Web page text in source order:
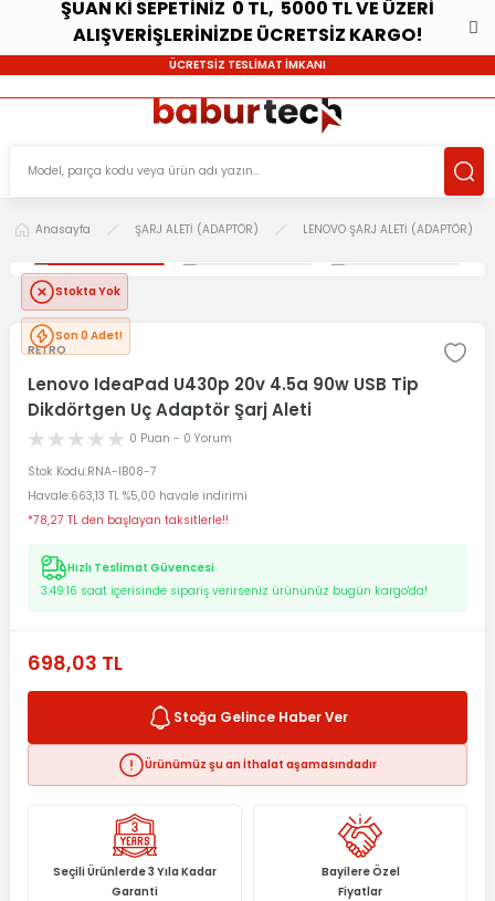
ŞUAN Kİ SEPETİNİZ 0 TL, 5000 TL VE ÜZERİ
ALIŞVERİŞLERİNİZDE ÜCRETSİZ KARGO!
ÜCRETSİZ TESLİMAT İMKANI
Anasayfa ŞARJ ALETİ (ADAPTÖR) LENOVO ŞARJ ALETİ (ADAPTÖR)
Stokta Yok
Son 0 Adet!
RETRO
Lenovo IdeaPad U430p 20v 4.5a 90w USB Tip
Dikdörtgen Uç Adaptör Şarj Aleti
0 Puan - 0 Yorum
Stok Kodu RNA-IB08-7
Havale 663,13 TL %5,00 havale indirimi
*78,27 TL den başlayan taksitlerle!!
Hızlı Teslimat Güvencesi
3:49:15 saat içerisinde sipariş verirseniz ürününüz bugün kargo'da!
698,03 TL
Stoğa Gelince Haber Ver
Ürünümüz şu an İthalat aşamasındadır
Seçili Ürünlerde 3 Yıla Kadar
Garanti
Bayilere Özel
Fiyatlar